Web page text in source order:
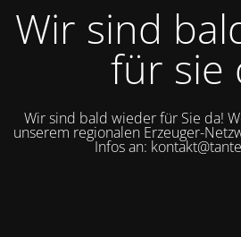
Wir sind
für sie
Wir sind bald wieder für Sie da!
unserem regionalen Erzeuger-
Infos an: